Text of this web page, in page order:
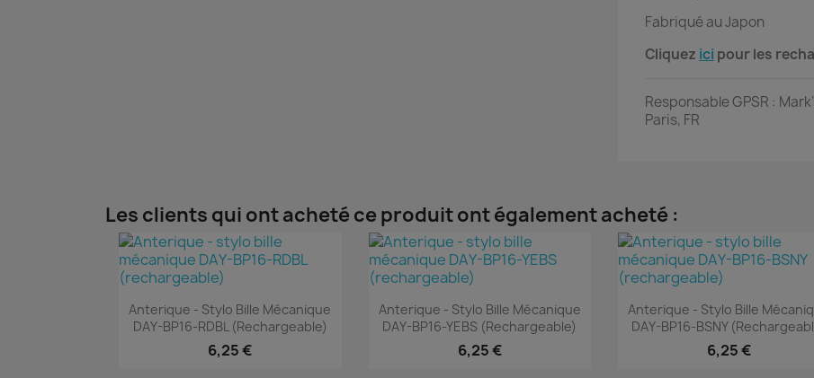
Fabriqué au Japon
Cliquez ici pour les
Responsable GPSR :
Paris, FR
Les clients qui ont acheté ce produit ont également acheté :
 Aperçu rapide
Anterique - Stylo Bille Mécanique
DAY-BP16-RDBL (rechargeable)
6,25 €
Aperçu rapide
Anterique - Stylo Bille Mécanique
DAY-BP16-YEBS (rechargeable)
6,25 €
 Aperçu rapide
Anterique - Stylo Bille
DAY-BP16-BSNY
6,25 €